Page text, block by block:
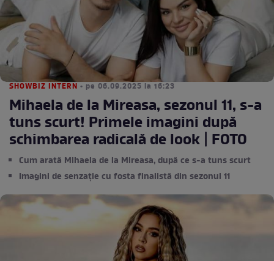
SHOWBIZ INTERN • pe 06.09.2025 la 16:23
Mihaela de la Mireasa, sezonul 11, s-a
tuns scurt! Primele imagini după
schimbarea radicală de look | FOTO
Cum arată Mihaela de la Mireasa, după ce s-a tuns scurt
Imagini de senzație cu fosta finalistă din sezonul 11